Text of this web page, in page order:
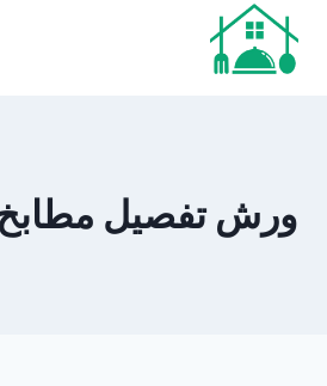
التجاوز
المحتوى
ورش تفصيل